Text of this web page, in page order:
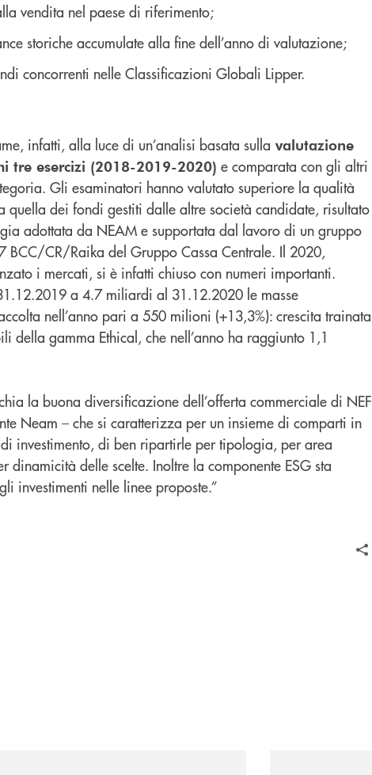
vendita nel paese di riferimento;
storiche accumulate alla fine dell’anno di valutazione;
concorrenti nelle Classificazioni Globali Lipper.
infatti, alla luce di un’analisi basata sulla valutazione
tre esercizi (2018-2019-2020) e comparata con gli altri
Gli esaminatori hanno valutato superiore la qualità
quella dei fondi gestiti dalle altre società candidate, risultato
adottata da NEAM e supportata dal lavoro di un gruppo
BCC/CR/Raika del Gruppo Cassa Centrale. Il 2020,
i mercati, si è infatti chiuso con numeri importanti.
a 4.7 miliardi al 31.12.2020 le masse
nell’anno pari a 550 milioni (+13,3%): crescita trainata
della gamma Ethical, che nell’anno ha raggiunto 1,1
la buona diversificazione dell’offerta commerciale di NEF
Neam – che si caratterizza per un insieme di comparti in
investimento, di ben ripartirle per tipologia, per area
dinamicità delle scelte. Inoltre la componente ESG sta
investimenti nelle linee proposte.”